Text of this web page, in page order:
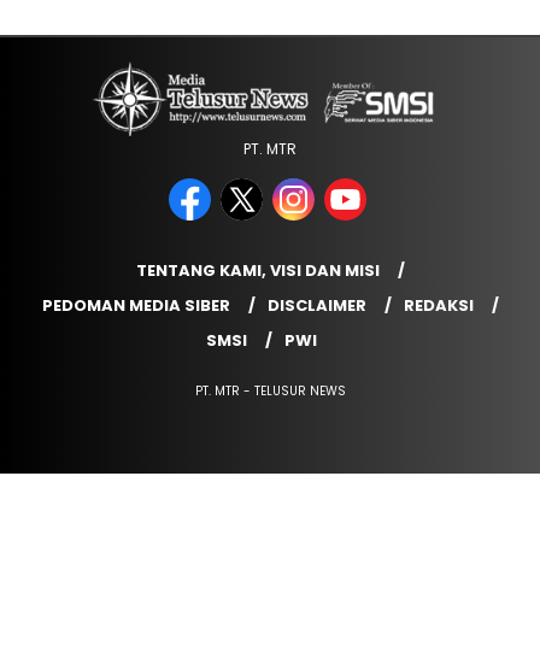
PT. MTR
TENTANG KAMI, VISI DAN MISI
PEDOMAN MEDIA SIBER
DISCLAIMER
REDAKSI
SMSI
PWI
PT. MTR - TELUSUR NEWS